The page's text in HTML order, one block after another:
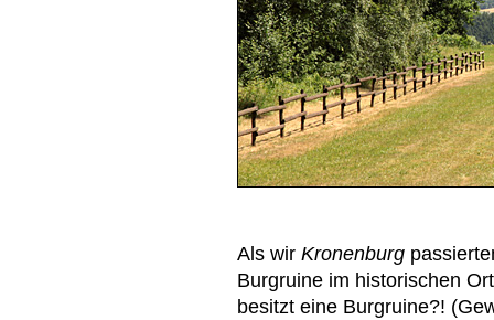
Als wir Kronenburg
Burgruine im historischen
besitzt eine Burgruine?!